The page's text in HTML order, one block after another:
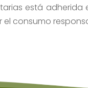
está
consumo